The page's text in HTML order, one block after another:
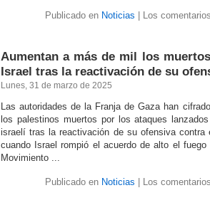
Publicado en Noticias Los
Aumentan a más de mil los
Israel tras la reactivación de su
Lunes, 31 de marzo de 2025
Las autoridades de la Franja de Gaza han
los palestinos muertos por los ataques
israelí tras la reactivación de su ofensiva contra
cuando Israel rompió el acuerdo de alto el
Movimiento ...
Publicado en Noticias Los